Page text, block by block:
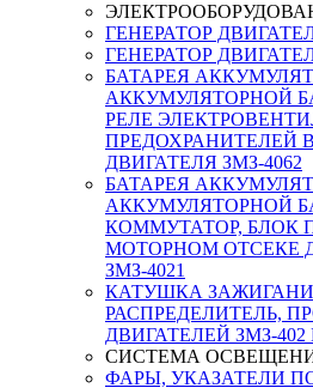
ГЕНЕРАТОР
ГЕНЕРАТОР
БАТАРЕЯ
АККУМУЛЯТОРНОЙ
РЕЛЕ
ПРЕДОХРАНИТЕЛЕЙ
ДВИГАТЕЛЯ ЗМЗ-4062
БАТАРЕЯ
АККУМУЛЯТОРНОЙ
КОММУТАТОР, БЛОК
МОТОРНОМ ОТСЕКЕ
ЗМЗ-4021
КАТУШКА
РАСПРЕДЕЛИТЕЛЬ,
ДВИГАТЕЛЕЙ ЗМЗ-402
СИСТЕМА
ФАРЫ, УКАЗАТЕЛИ